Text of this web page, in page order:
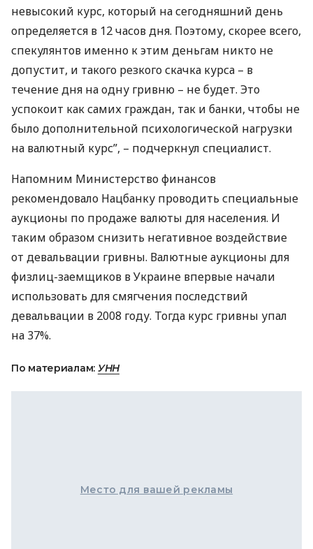
невысокий курс, который на сегодняшний день
определяется в 12 часов дня. Поэтому, скорее всего,
спекулянтов именно к этим деньгам никто не
допустит, и такого резкого скачка курса – в
течение дня на одну гривню – не будет. Это
успокоит как самих граждан, так и банки, чтобы не
было дополнительной психологической нагрузки
на валютный курс”, – подчеркнул специалист.
Напомним Министерство финансов
рекомендовало Нацбанку проводить специальные
аукционы по продаже валюты для населения. И
таким образом снизить негативное воздействие
от девальвации гривны. Валютные аукционы для
физлиц-заемщиков в Украине впервые начали
использовать для смягчения последствий
девальвации в 2008 году. Тогда курс гривны упал
на 37%.
По материалам: УНН
Место для вашей рекламы